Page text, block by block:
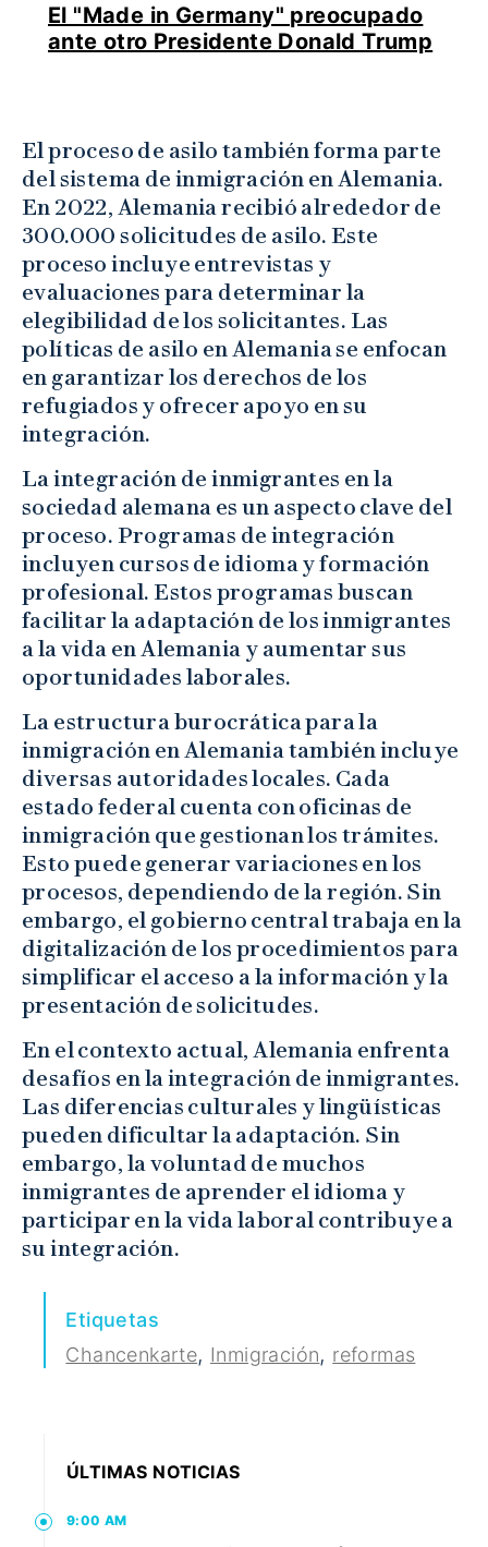
El "Made in Germany" preocupado
ante otro Presidente Donald Trump
El proceso de asilo también forma parte
del sistema de inmigración en Alemania.
En 2022, Alemania recibió alrededor de
300.000 solicitudes de asilo. Este
proceso incluye entrevistas y
evaluaciones para determinar la
elegibilidad de los solicitantes. Las
políticas de asilo en Alemania se enfocan
en garantizar los derechos de los
refugiados y ofrecer apoyo en su
integración.
La integración de inmigrantes en la
sociedad alemana es un aspecto clave del
proceso. Programas de integración
incluyen cursos de idioma y formación
profesional. Estos programas buscan
facilitar la adaptación de los inmigrantes
a la vida en Alemania y aumentar sus
oportunidades laborales.
La estructura burocrática para la
inmigración en Alemania también incluye
diversas autoridades locales. Cada
estado federal cuenta con oficinas de
inmigración que gestionan los trámites.
Esto puede generar variaciones en los
procesos, dependiendo de la región. Sin
embargo, el gobierno central trabaja en la
digitalización de los procedimientos para
simplificar el acceso a la información y la
presentación de solicitudes.
En el contexto actual, Alemania enfrenta
desafíos en la integración de inmigrantes.
Las diferencias culturales y lingüísticas
pueden dificultar la adaptación. Sin
embargo, la voluntad de muchos
inmigrantes de aprender el idioma y
participar en la vida laboral contribuye a
su integración.
Etiquetas
Chancenkarte, Inmigración, reformas
ÚLTIMAS NOTICIAS
9:00 AM